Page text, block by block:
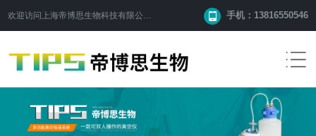
欢迎访问 上海帝博思生物科技有限公司 手机：13816550546